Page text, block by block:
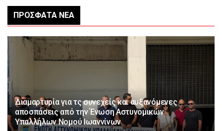
ΠΡΌΣΦΑΤΑ ΝΈΑ
Διαμαρτυρία για τς συνεχείς και αυξανόμενες
αποσπάσεις από την Ένωση Αστυνομικών
Υπαλλήλων Νομού Ιωαννίνων